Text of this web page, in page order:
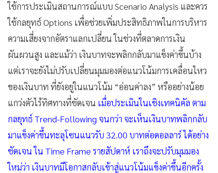
ใช้การประเมินสถานการณ์แบบ Scenario Analysis และควร
ใช้กลยุทธ์ Options เพื่อช่วยเพิ่มประสิทธิภาพในการบริหาร
ความเสี่ยงจากอัตราแลกเปลี่ยน ในช่วงที่ตลาดการเงิน
ผันผวนสูง และแม้ว่า เงินบาทจะพลิกกลับมาแข็งค่าขึ้นบ้าง
แต่เราจะยังไม่ปรับเปลี่ยนมุมมองต่อแนวโน้มการเคลื่อนไหว
ของเงินบาท ที่ยังอยู่ในแนวโน้ม “อ่อนค่าลง” หรืออย่างน้อย
แกว่งตัวไร้ทิศทางที่ชัดเจน เมื่อประเมินในเชิงเทคนิคัล ตาม
กลยุทธ์ Trend-Following จนกว่า จะเห็นเงินบาทพลิกกลับ
มาแข็งค่าขึ้นทะลุโซนแนวรับ 32.00 บาทต่อดอลลาร์ ได้อย่าง
ชัดเจน ใน Time Frame รายสัปดาห์ เราถึงจะปรับมุมมอง
ใหม่ว่า เงินบาทมีโอกาสกลับเข้าสู่แนวโน้มแข็งค่าขึ้นอีกครั้ง